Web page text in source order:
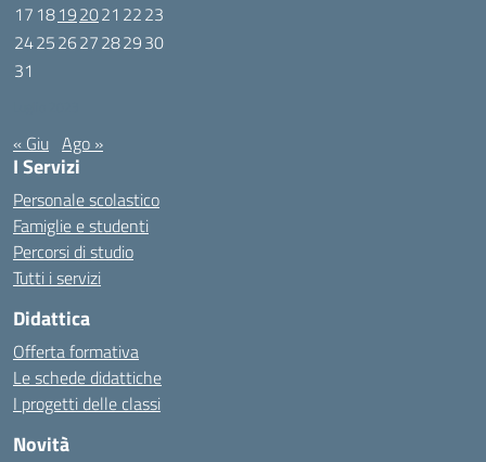
17 18192021 2223
24252627282930
31
« Giu Ago »
I Servizi
Personale scolastico
Famiglie e studenti
Percorsi di studio
Tutti i servizi
Didattica
Offerta formativa
Le schede didattiche
I progetti delle classi
Novità